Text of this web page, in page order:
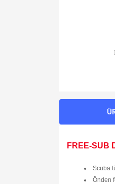
FREE-SUB
Scuba
Önden